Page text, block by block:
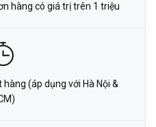
hàng có giá trị trên 1 triệu
(áp dụng với Hà Nội &